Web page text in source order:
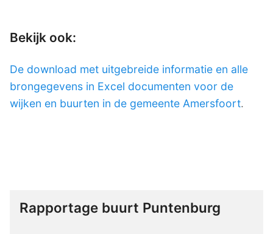
Bekijk ook:
De download met uitgebreide informatie en alle
brongegevens in Excel documenten voor de
wijken en buurten in de gemeente Amersfoort.
Rapportage buurt Puntenburg